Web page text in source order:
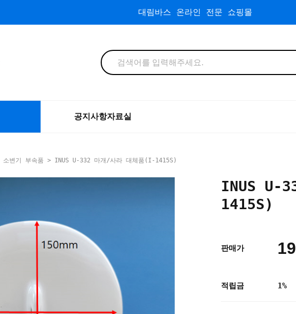
대림바스 온라인 전문 쇼핑몰
공지사항자료실
소변기 부속품 > INUS U-332 마개/사라 대체품(I-1415S)
INUS U-
1415S)
판매가
적립금 1%